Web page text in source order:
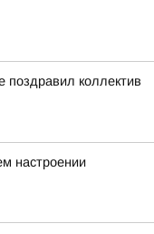
поздравил коллектив
настроении